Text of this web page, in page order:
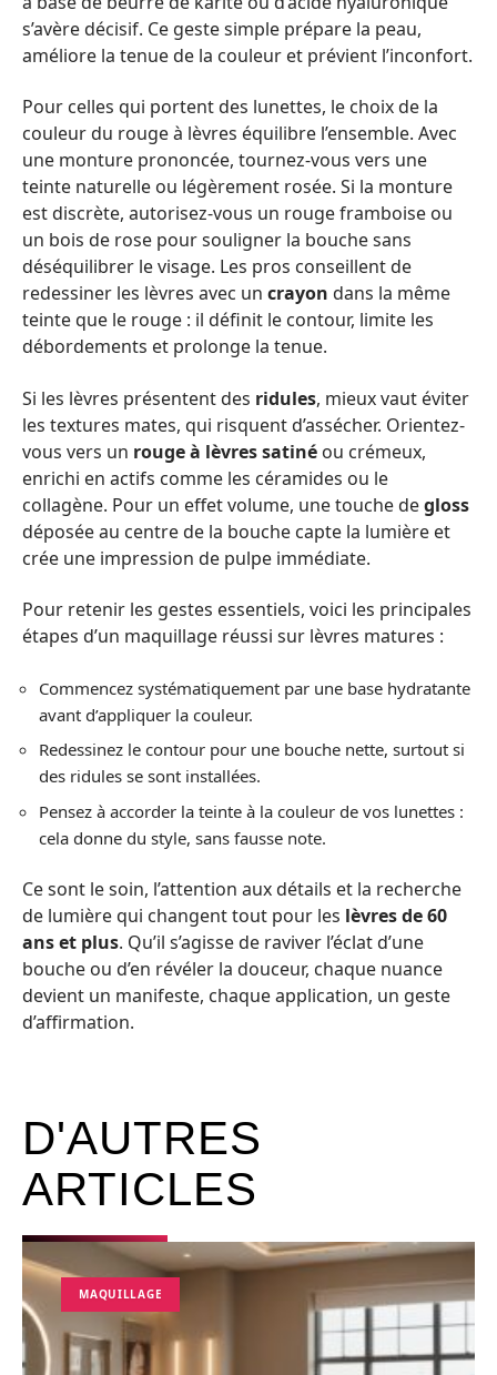
s’avère décisif. Ce geste simple prépare la peau,
améliore la tenue de la couleur et prévient l’inconfort.
Pour celles qui portent des lunettes, le choix de la
couleur du rouge à lèvres équilibre l’ensemble. Avec
une monture prononcée, tournez-vous vers une
teinte naturelle ou légèrement rosée. Si la monture
est discrète, autorisez-vous un rouge framboise ou
un bois de rose pour souligner la bouche sans
déséquilibrer le visage. Les pros conseillent de
redessiner les lèvres avec un crayon dans la même
teinte que le rouge : il définit le contour, limite les
débordements et prolonge la tenue.
Si les lèvres présentent des ridules, mieux vaut éviter
les textures mates, qui risquent d’assécher. Orientez-
vous vers un rouge à lèvres satiné ou crémeux,
enrichi en actifs comme les céramides ou le
collagène. Pour un effet volume, une touche degloss
déposée au centre de la bouche capte la lumière et
crée une impression de pulpe immédiate.
Pour retenir les gestes essentiels, voici les principales
étapes d’un maquillage réussi sur lèvres matures :
Commencez systématiquement par une base hydratante
avant d’appliquer la couleur.
Redessinez le contour pour une bouche nette, surtout si
des ridules se sont installées.
Pensez à accorder la teinte à la couleur de vos lunettes :
cela donne du style, sans fausse note.
Ce sont le soin, l’attention aux détails et la recherche
de lumière qui changent tout pour les lèvres de 60
ans et plus. Qu’il s’agisse de raviver l’éclat d’une
bouche ou d’en révéler la douceur, chaque nuance
devient un manifeste, chaque application, un geste
d’affirmation.
D'AUTRES
ARTICLES
MAQUILLAGE